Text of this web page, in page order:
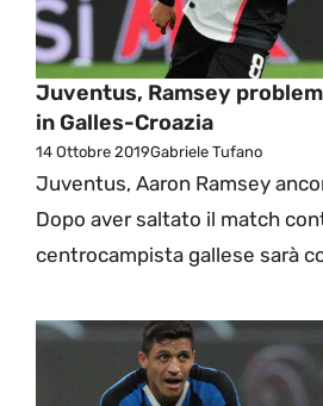
Juventus, Ramsey
in Galles-Croazia
14 Ottobre 2019Gabriele Tufano
Juventus, Aaron Ramsey
Dopo aver saltato il match
centrocampista gallese sarà